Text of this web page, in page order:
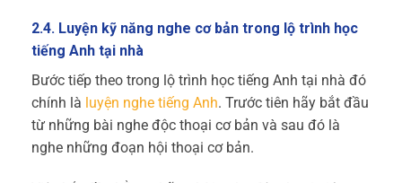
2.4. Luyện kỹ năng nghe cơ bản trong lộ trình học
tiếng Anh tại nhà
Bước tiếp theo trong lộ trình học tiếng Anh tại nhà đó
chính là luyện nghe tiếng Anh. Trước tiên hãy bắt đầu
từ những bài nghe độc thoại cơ bản và sau đó là
nghe những đoạn hội thoại cơ bản.